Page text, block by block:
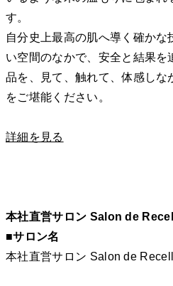
す。
自分史上最高の肌へ導く確かな
い空間のなかで、安全と結果を
品を、見て、触れて、体感しな
をご堪能ください。
詳細を見る
本社直営サロン Salon de
■サロン名
本社直営サロン Salon de